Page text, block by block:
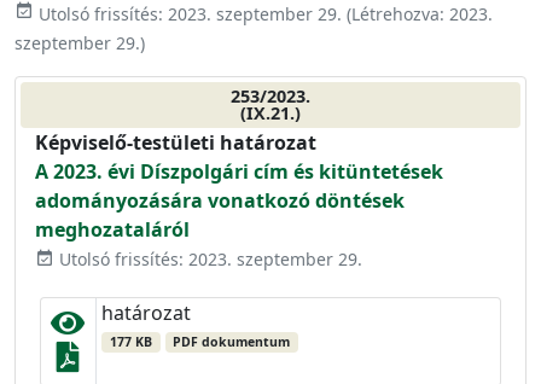
event_available Utolsó frissítés: 2023. szeptember 29. (Létrehozva: 2023.
szeptember 29.)
253/2023.
(IX.21.)
Képviselő-testületi határozat
A 2023. évi Díszpolgári cím és kitüntetések
adományozására vonatkozó döntések
meghozataláról
event_available Utolsó frissítés: 2023. szeptember 29.
határozat
177 KB PDF dokumentum